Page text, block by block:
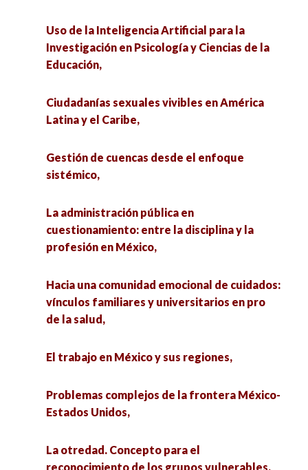
Uso de la Inteligencia Artificial para la
Investigación en Psicología y Ciencias de la
Educación,
Ciudadanías sexuales vivibles en América
Latina y el Caribe,
Gestión de cuencas desde el enfoque
sistémico,
La administración pública en
cuestionamiento: entre la disciplina y la
profesión en México,
Hacia una comunidad emocional de cuidados:
vínculos familiares y universitarios en pro
de la salud,
El trabajo en México y sus regiones,
Problemas complejos de la frontera México-
Estados Unidos,
La otredad. Concepto para el
reconocimiento de los grupos vulnerables,